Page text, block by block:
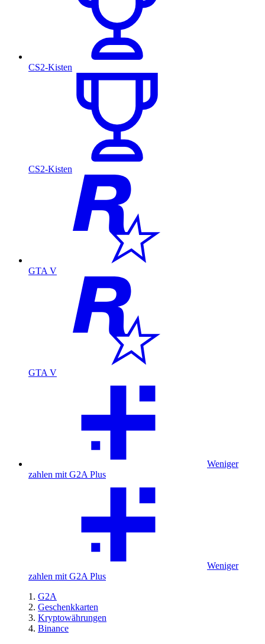
CS2-Kisten
CS2-Kisten
GTA V
GTA V
Weniger
zahlen mit G2A Plus
Weniger
zahlen mit G2A Plus
G2A
Geschenkkarten
Kryptowährungen
Binance